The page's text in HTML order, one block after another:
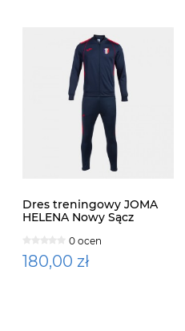
Dres treningowy JOMA
HELENA Nowy Sącz
0 ocen
180,00 zł